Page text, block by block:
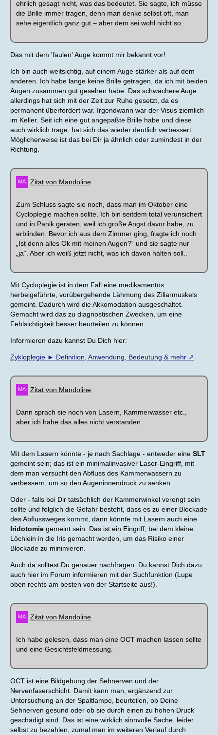
ehrlich gesagt nicht, was das bedeutet. Sie sagte, ich müsse
die Brille immer tragen, denn man denke selbst oft, man
sehe eigentlich ganz gut – aber dem sei wohl nicht so.
Das mit dem 'faulen' Auge kommt mir bekannt vor!
Ich bin auch weitsichtig, auf einem Auge stärker als auf dem
anderen. Ich habe lange keine Brille getragen, da ich mit beiden
Augen zusammen gut gesehen habe. Das schwächere Auge
allerdings hat sich mit der Zeit zur Ruhe gesetzt, da es
permanent überfordert war. Irgendwann war der Visus ziemlich
im Keller. Seit ich eine gut angepaßte Brille habe und diese
auch wirklich trage, hat sich das wieder deutlich verbessert.
Möglicherweise ist das bei Dir ja ähnlich oder zumindest in der
Richtung.
Zitat von Mandoline
Zum Schluss sagte sie noch, dass man im Oktober eine
Cycloplegie machen sollte. Ich bin seitdem total verunsichert
und in Panik geraten, weil ich große Angst davor habe, zu
erblinden. Bevor ich aus dem Zimmer ging, fragte ich noch
„Ist denn alles Ok mit meinen Augen?“ und sie sagte nur
„ja“. Aber ich weiß jetzt nicht, was ich davon halten soll..
Mit Cycloplegie ist in dem Fall eine medikamentös
herbeigeführte, vorübergehende Lähmung des Ziliarmuskels
gemeint. Dadurch wird die Akkomodation ausgeschaltet.
Gemacht wird das zu diagnostischen Zwecken, um eine
Fehlsichtigkeit besser beurteilen zu können.
Informieren dazu kannst Du Dich hier:
Zykloplegie ► Definition, Anwendung, Bedeutung & mehr
Zitat von Mandoline
Dann sprach sie noch von Lasern, Kammerwasser etc.,
aber ich habe das alles nicht verstanden
Mit dem Lasern könnte - je nach Sachlage - entweder eine SLT
gemeint sein; das ist ein minimalinvasiver Laser-Eingriff, mit
dem man versucht den Abfluss des Kammerwassern zu
verbessern, um so den Augeninnendruck zu senken .
Oder - falls bei Dir tatsächlich der Kammerwinkel verengt sein
sollte und folglich die Gefahr besteht, dass es zu einer Blockade
des Abflussweges kommt, dann könnte mit Lasern auch eine
Iridotomie gemeint sein. Das ist ein Eingriff, bei dem kleine
Löchlein in die Iris gemacht werden, um das Risiko einer
Blockade zu minimieren.
Auch da solltest Du genauer nachfragen. Du kannst Dich dazu
auch hier im Forum informieren mit der Suchfunktion (Lupe
oben rechts am besten von der Startseite aus!).
Zitat von Mandoline
Ich habe gelesen, dass man eine OCT machen lassen sollte
und eine Gesichtsfeldmessung.
OCT ist eine Bildgebung der Sehnerven und der
Nervenfaserschicht. Damit kann man, ergänzend zur
Untersuchung an der Spaltlampe, beurteilen, ob Deine
Sehnerven gesund oder ob sie durch einen zu hohen Druck
geschädigt sind. Das ist eine wirklich sinnvolle Sache, leider
selbst zu bezahlen, zumal man im weiteren Verlauf durch